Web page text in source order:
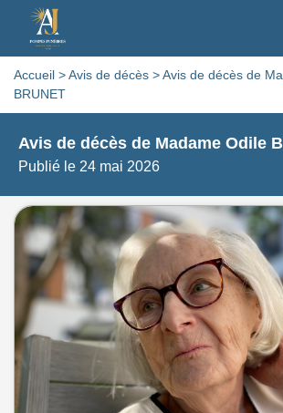
Accueil >Avis de décès >Avis de décès de
BRUNET
Avis de décès de Madame Odile
Publié le 24 mai 2026